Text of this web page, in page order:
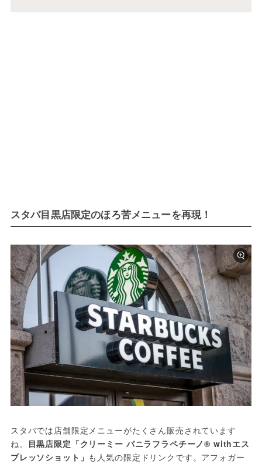
スタバ目黒店限定のほろ苦メニューを再現！
スタバでは店舗限定メニューがたくさん販売されています
ね。 目黒店限定「クリーミー バニラフラペチーノ® withエス
プレッソショット」 も人気の限定ドリンクです。アフォガー